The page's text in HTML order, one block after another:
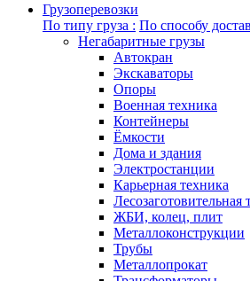
Грузоперевозки
По типу груза : По способу
Негабаритные грузы
Автокран
Экскаваторы
Опоры
Военная техника
Контейнеры
Ёмкости
Дома и здания
Электростанции
Карьерная техника
Лесозаготовительная
ЖБИ, колец, плит
Металлоконструкции
Трубы
Металлопрокат